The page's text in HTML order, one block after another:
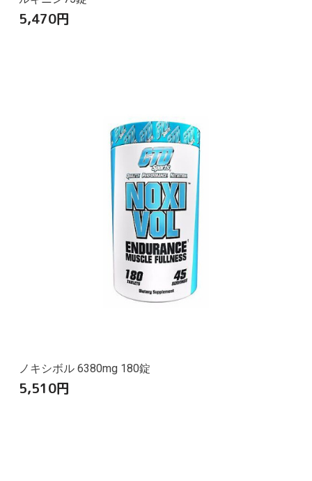
5,470円
ノキシボル 6380mg 180錠
5,510円